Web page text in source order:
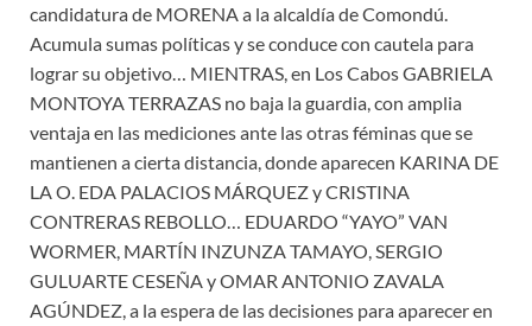
candidatura de MORENA a la alcaldía de Comondú.
Acumula sumas políticas y se conduce con cautela para
lograr su objetivo… MIENTRAS, en Los Cabos GABRIELA
MONTOYA TERRAZAS no baja la guardia, con amplia
ventaja en las mediciones ante las otras féminas que se
mantienen a cierta distancia, donde aparecen KARINA DE
LA O. EDA PALACIOS MÁRQUEZ y CRISTINA
CONTRERAS REBOLLO… EDUARDO “YAYO” VAN
WORMER, MARTÍN INZUNZA TAMAYO, SERGIO
GULUARTE CESEÑA y OMAR ANTONIO ZAVALA
AGÚNDEZ, a la espera de las decisiones para aparecer en